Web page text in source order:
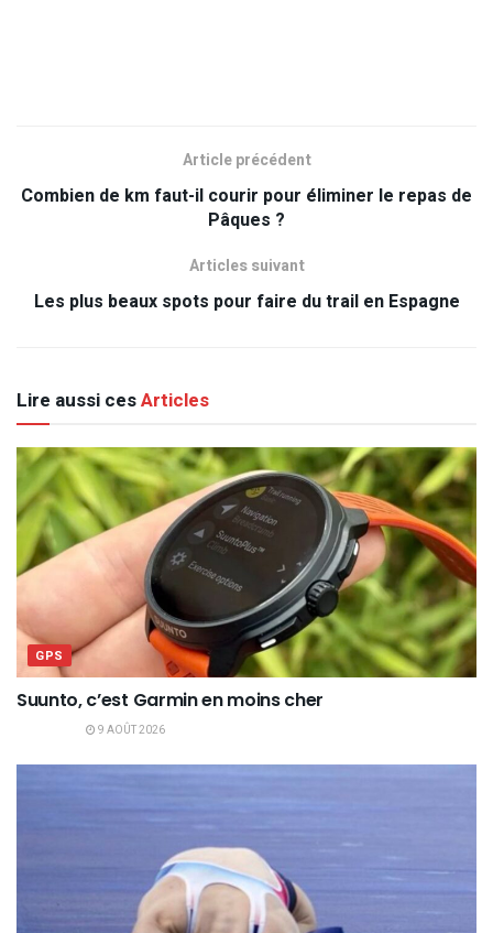
Article précédent
Combien de km faut-il courir pour éliminer le repas de
Pâques ?
Articles suivant
Les plus beaux spots pour faire du trail en Espagne
Lire aussi cesArticles
GPS
Suunto, c’est Garmin en moins cher
9 AOÛT 2026